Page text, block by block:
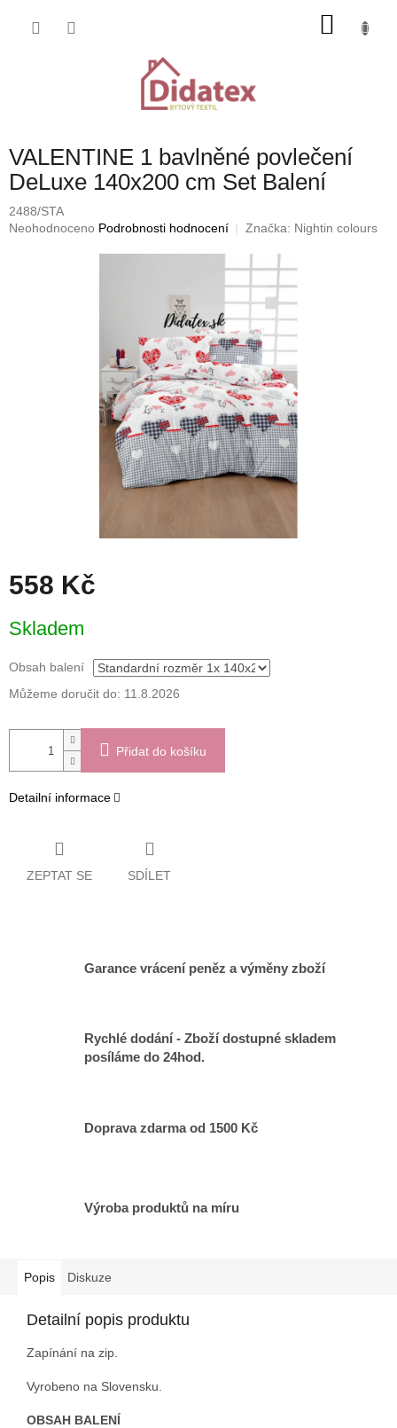
VALENTINE 1 bavlněné povlečení
DeLuxe 140x200 cm Set Balení
2488/STA
Průměrné
Neohodnoceno Podrobnosti hodnocení Značka: Nightin colours
558 Kč
cena:
Skladem
Obsah balení
Můžeme doručit do: 11.8.2026
Přidat do košíku
Detailní informace
ZEPTAT SE SDÍLET
Garance vrácení peněz a výměny zboží
Rychlé dodání - Zboží dostupné skladem
posíláme do 24hod.
Doprava zdarma od 1500 Kč
Výroba produktů na míru
Popis Diskuze
Detailní popis produktu
Zapínání na zip.
Vyrobeno na Slovensku.
OBSAH BALENÍ